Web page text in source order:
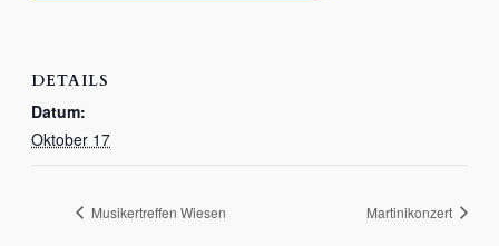
DETAILS
Datum:
Oktober 17
Musikertreffen Wiesen Martinikonzert